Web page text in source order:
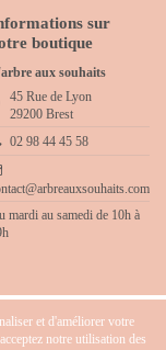
sur
boutique
aux souhaits
45 Rue de Lyon
29200 Brest
02 98 44 45 58
mardi au samedi de 10h à
et d'améliorer votre
notre utilisation des